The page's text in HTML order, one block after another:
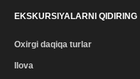
EKSKURSIYALARNI QIDIRING
Oxirgi daqiqa turlar
Ilova